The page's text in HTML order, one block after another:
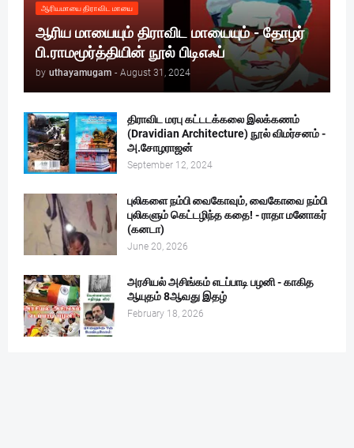
ஆரியமாயை திராவிட மாயை
ஆரிய மாயையும் திராவிட மாயையும் - தோழர்
பி.ராமமூர்த்தியின் நூல் பிடிஎஃப்
by uthayamugam - August 31, 2024
திராவிட மரபு கட்டடக்கலை இலக்கணம்
(Dravidian Architecture) நூல் விமர்சனம் -
அ.சோழராஜன்
September 12, 2024
புலிகளை நம்பி வைகோவும், வைகோவை நம்பி
புலிகளும் கெட்டழிந்த கதை! - ராதா மனோகர்
(கனடா)
June 20, 2026
அரசியல் அசிங்கம் எடப்பாடி பழனி - காகித
ஆயுதம் 8ஆவது இதழ்
February 18, 2026